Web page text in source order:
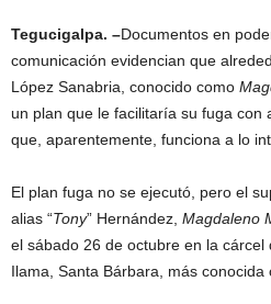
Tegucigalpa. –Documentos en
comunicación evidencian que
López Sanabria, conocido como
un plan que le facilitaría su fuga con
que, aparentemente, funciona a lo
El plan fuga no se ejecutó, pero el
alias “Tony” Hernández, Magdaleno
el sábado 26 de octubre en la
Ilama, Santa Bárbara, más conocida